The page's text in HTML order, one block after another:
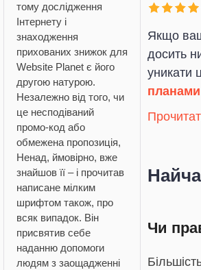
тому дослідження
Інтернету і
знаходження
прихованих знижок для
Website Planet є його
другою натурою.
Незалежно від того, чи
це несподіваний
промо-код або
обмежена пропозиція,
Ненад, ймовірно, вже
знайшов її – і прочитав
написане мілким
шрифтом також, про
всяк випадок. Він
присвятив себе
наданню допомоги
людям з заощадженні
Якщо
досить
уникати
Чи